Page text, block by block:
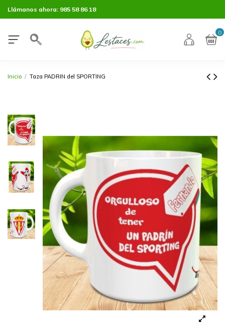
Llámanos ahora: 985 58 86 18
0
Inicio Taza PADRIN del SPORTING